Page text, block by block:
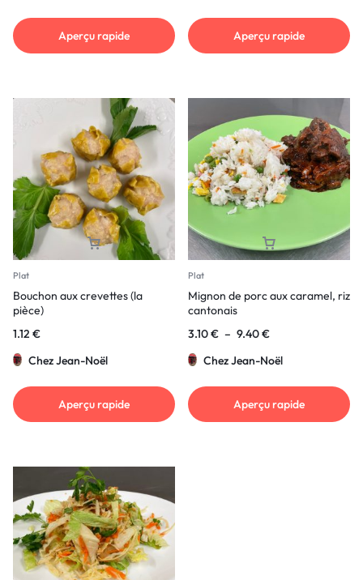
Aperçu rapide Aperçu rapide
Plat
Bouchon aux crevettes (la
pièce)
1.12 €
Chez Jean-Noël
Aperçu rapide
Plat
Mignon de porc aux caramel, riz
cantonais
3.10€ – 9.40€
Chez Jean-Noël
Aperçu rapide